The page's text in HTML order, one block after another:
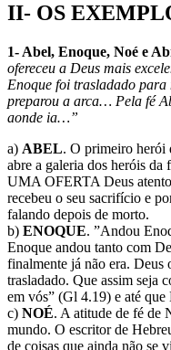
II- OS
1- Abel, Enoque, Noé e
ofereceu a Deus mais
Enoque foi trasladado
preparou a arca… Pela fé
aonde ia…”
a) ABEL. O primeiro herói
abre a galeria dos heróis da
UMA OFERTA Deus
recebeu o seu sacrifício e
falando depois de morto.
b) ENOQUE. ”Andou
Enoque andou tanto com
finalmente já não era. Deus
trasladado. Que assim seja
em vós” (Gl 4.19) e até que
c) NOÉ. A atitude de fé de
mundo. O escritor de
de coisas que ainda não se